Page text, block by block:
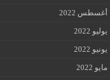
أغسطس 2022
يوليو 2022
يونيو 2022
مايو 2022